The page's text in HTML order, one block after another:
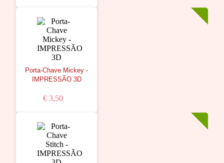
Porta-Chave Mickey -
IMPRESSÃO 3D
€ 3,50